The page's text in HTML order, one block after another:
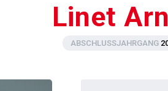
Linet
ABSCHLUSSJAHRGANG